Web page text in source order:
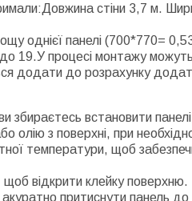
стіни 3,7 м.
однієї панелі (700*770=
19.У процесі монтажу можуть
додати до розрахунку
збираєтесь встановити
з поверхні, при
температури, щоб
щоб відкрити клейку поверхню.
притиснути панель до